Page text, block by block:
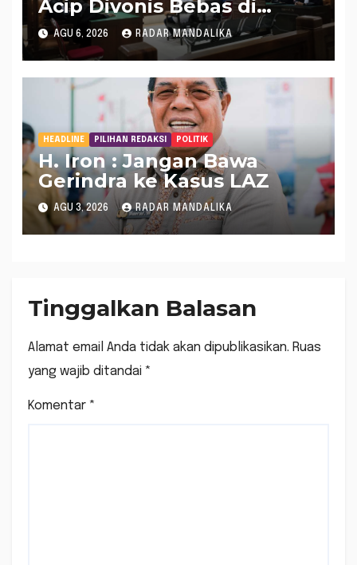
Acip Divonis Bebas di
Kasus Dugaan Gratifikasi
DPRD NTB, Kuasa Hukum:
Putusan Bersifat Final
AGU 6, 2026 RADAR MANDALIKA
HEADLINE PILIHAN REDAKSI POLITIK
H. Iron : Jangan Bawa
Gerindra ke Kasus LAZ
AGU 3, 2026 RADAR MANDALIKA
Tinggalkan Balasan
Alamat email Anda tidak akan dipublikasikan. Ruas
yang wajib ditandai *
Komentar *